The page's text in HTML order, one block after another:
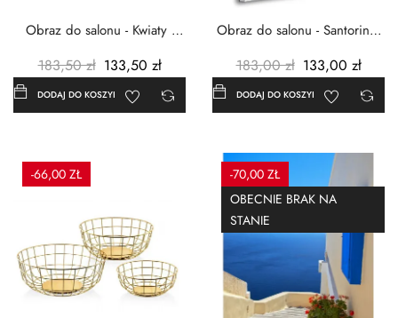
Obraz do salonu - Kwiaty -
183,50 zł 133,50 zł
DODAJ DO KOSZYKA
Obraz do salonu - Santorini -
183,00 zł 133,00 zł
DODAJ DO KOSZYKA
-66,00 ZŁ
-70,00 ZŁ
OBECNIE BRAK NA
STANIE